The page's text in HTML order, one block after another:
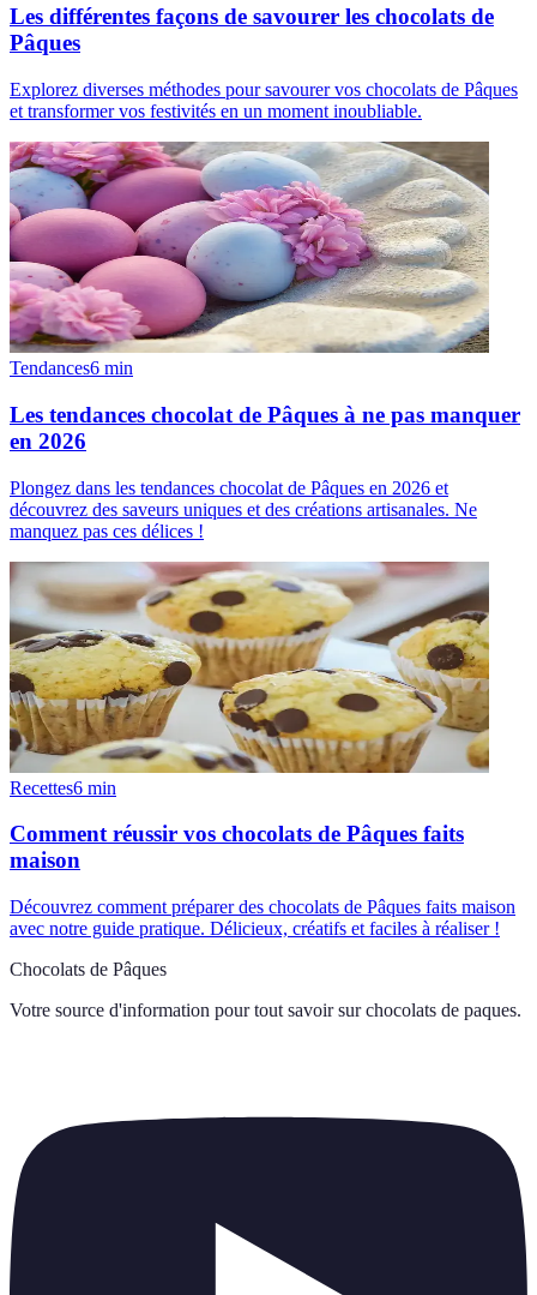
Les différentes façons de savourer les chocolats de
Pâques
Explorez diverses méthodes pour savourer vos chocolats de Pâques
et transformer vos festivités en un moment inoubliable.
Tendances6 min
Les tendances chocolat de Pâques à ne pas manquer
en 2026
Plongez dans les tendances chocolat de Pâques en 2026 et
découvrez des saveurs uniques et des créations artisanales. Ne
manquez pas ces délices !
Recettes6 min
Comment réussir vos chocolats de Pâques faits
maison
Découvrez comment préparer des chocolats de Pâques faits maison
avec notre guide pratique. Délicieux, créatifs et faciles à réaliser !
Chocolats de Pâques
Votre source d'information pour tout savoir sur chocolats de paques.